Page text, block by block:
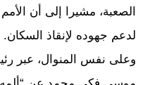
الصعبة، مشيرا إلى أن
لدعم جهوده لإنقاذ السكان.
وعلى نفس المنوال، عبر